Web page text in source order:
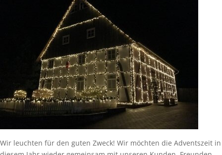
Wir leuchten für den guten Zweck! Wir möchten die Adventszeit in